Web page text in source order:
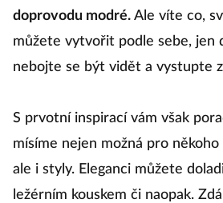
poutající pozornost však bude
doprovodu modré.Ale víte co,
můžete vytvořit podle sebe, jen
S prvotní inspirací vám však
mísíme nejen možná pro někoho
ale i styly. Eleganci můžete